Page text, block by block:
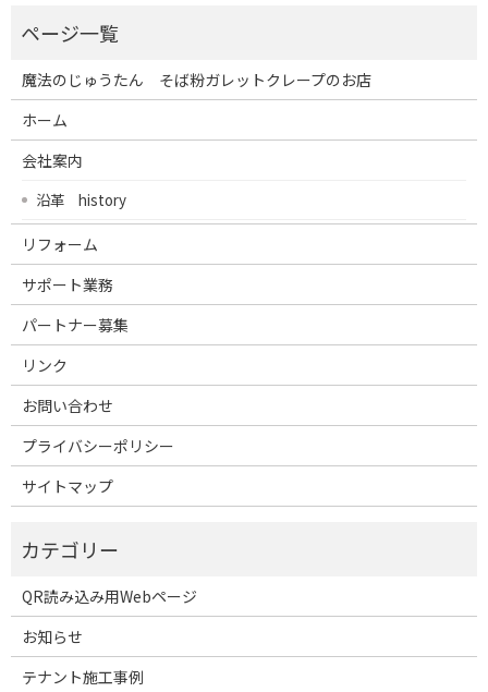
魔法のじゅうたん そば粉ガレットクレープのお店
ホーム
会社案内
沿革 history
リフォーム
サポート業務
パートナー募集
リンク
お問い合わせ
プライバシーポリシー
サイトマップ
QR読み込み用Webページ
お知らせ
テナント施工事例